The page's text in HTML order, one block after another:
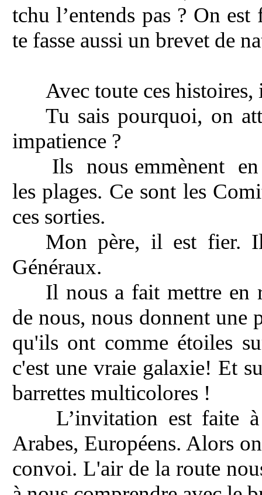
tchu l’entends pas ? On
te fasse aussi un brevet de
Avec toute ces histoires,
Tu sais pourquoi, on
impatience ?
Ils nous emmènent
les plages. Ce sont les
ces sorties.
Mon père, il est fier.
Généraux.
Il nous a fait mettre en
de nous, nous donnent une
qu'ils ont comme étoiles
c'est une vraie galaxie! Et
barrettes multicolores !
L’invitation est faite
Arabes, Européens. Alors
convoi. L'air de la route